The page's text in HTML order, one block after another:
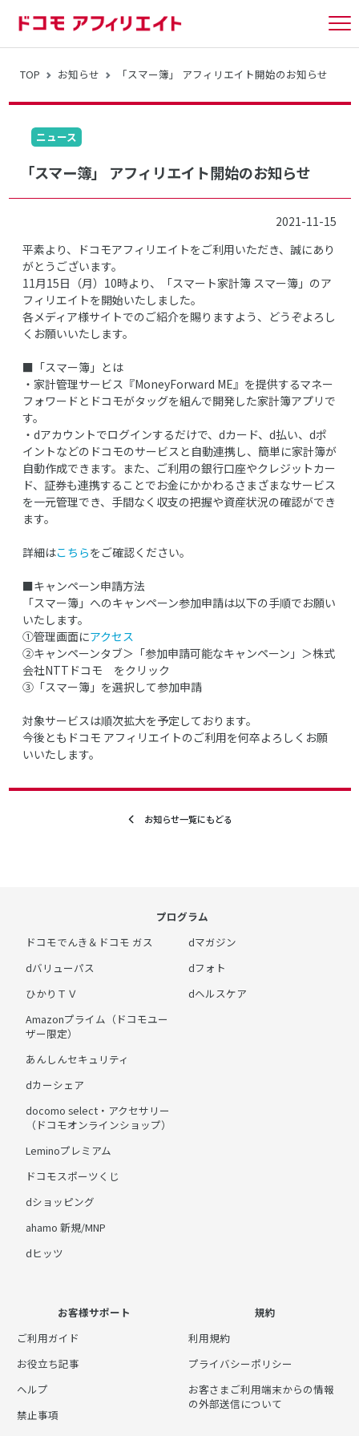
TOP お知らせ 「スマー簿」 アフィリエイト開始のお知らせ
ニュース
「スマー簿」 アフィリエイト開始のお知らせ
2021-11-15
平素より、ドコモアフィリエイトをご利用いただき、誠にあり
がとうございます。
11月15日（月）10時より、「スマート家計簿 スマー簿」のア
フィリエイトを開始いたしました。
各メディア様サイトでのご紹介を賜りますよう、どうぞよろし
くお願いいたします。
■「スマー簿」とは
・家計管理サービス『MoneyForward ME』を提供するマネー
フォワードとドコモがタッグを組んで開発した家計簿アプリで
す。
・dアカウントでログインするだけで、dカード、d払い、dポ
イントなどのドコモのサービスと自動連携し、簡単に家計簿が
自動作成できます。また、ご利用の銀行口座やクレジットカー
ド、証券も連携することでお金にかかわるさまざまなサービス
を一元管理でき、手間なく収支の把握や資産状況の確認ができ
ます。
詳細はこちらをご確認ください。
■キャンペーン申請方法
「スマー簿」へのキャンペーン参加申請は以下の手順でお願い
いたします。
①管理画面にアクセス
➁キャンペーンタブ＞「参加申請可能なキャンペーン」＞株式
会社NTTドコモ をクリック
③「スマー簿」を選択して参加申請
対象サービスは順次拡大を予定しております。
今後ともドコモ アフィリエイトのご利用を何卒よろしくお願
いいたします。
お知らせ一覧にもどる
プログラム
ドコモでんき＆ドコモ ガス
dバリューパス
ひかりＴＶ
Amazonプライム（ドコモユー
ザー限定）
あんしんセキュリティ
dカーシェア
docomo select・アクセサリー
（ドコモオンラインショップ）
Leminoプレミアム
ドコモスポーツくじ
dショッピング
ahamo 新規/MNP
dヒッツ
dマガジン
dフォト
dヘルスケア
お客様サポート
ご利用ガイド
お役立ち記事
ヘルプ
禁止事項
規約
利用規約
プライバシーポリシー
お客さまご利用端末からの情報
の外部送信について